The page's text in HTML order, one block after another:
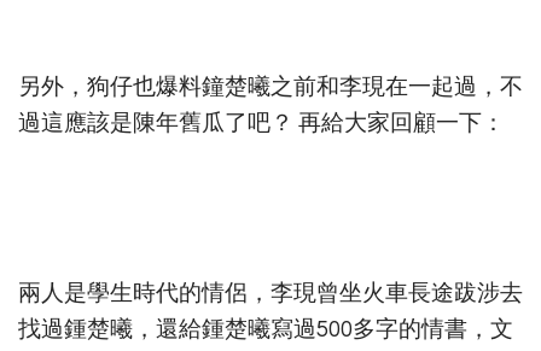
另外，狗仔也爆料鐘楚曦之前和李現在一起過，不
過這應該是陳年舊瓜了吧？ 再給大家回顧一下：
兩人是學生時代的情侶，李現曾坐火車長途跋涉去
找過鍾楚曦，還給鍾楚曦寫過500多字的情書，文